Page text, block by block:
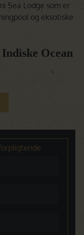
Sea Lodge som er
og eksotiske
Ocean